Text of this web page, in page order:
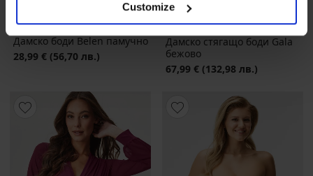
Customize
Дамско боди Belen памучно
28,99 € (56,70 лв.)
5
Дамско стягащо боди Gala
бежово
67,99 € (132,98 лв.)